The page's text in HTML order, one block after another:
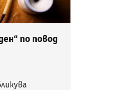
по повод